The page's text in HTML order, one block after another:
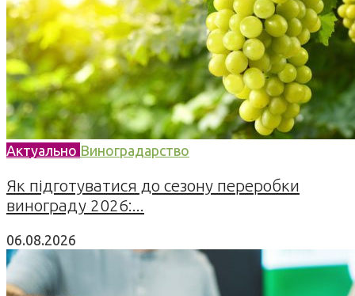
Актуально Виноградарство
Як підготуватися до сезону переробки
винограду 2026:...
06.08.2026